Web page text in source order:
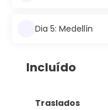
Dia 5: Medellín
Incluído
Traslados